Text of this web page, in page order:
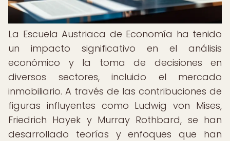
La Escuela Austriaca de Economía ha tenido
un impacto significativo en el análisis
económico y la toma de decisiones en
diversos sectores, incluido el mercado
inmobiliario. A través de las contribuciones de
figuras influyentes como Ludwig von Mises,
Friedrich Hayek y Murray Rothbard, se han
desarrollado teorías y enfoques que han